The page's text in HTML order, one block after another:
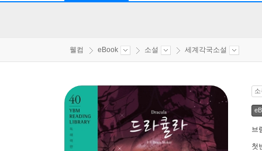
웰컴 eBook 소설 세계각국소설
브
첫